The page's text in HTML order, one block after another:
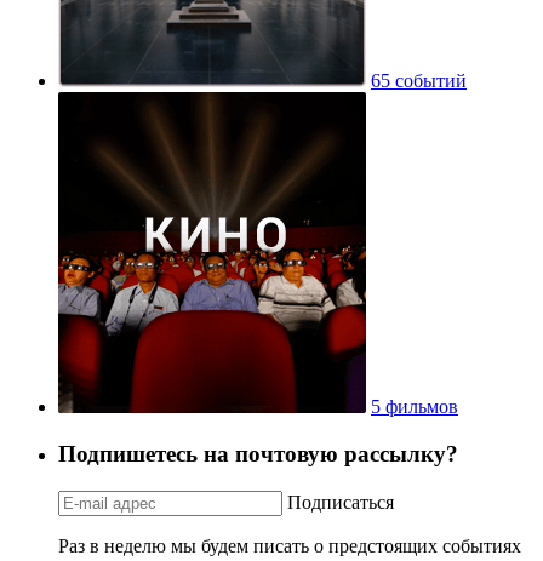
65 событий
5 фильмов
Подпишетесь на почтовую рассылку?
Подписаться
Раз в неделю мы будем писать о предстоящих событиях